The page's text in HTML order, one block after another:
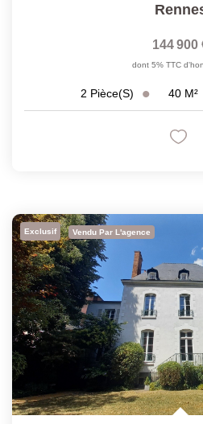
144 900
dont 5% TTC
2 Pièce(s) 40 M²
Exclusif Vendu Par L'agence